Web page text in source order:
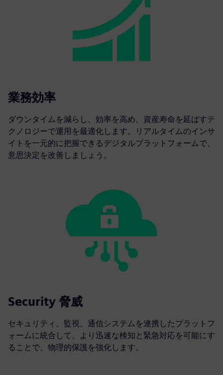
業務効率
ダウンタイムを減らし、効率を高め、資産寿命を延ばすテ
クノロジーで運用を最適化します。リアルタイムのインサ
イトを一元的に把握できるデジタルプラットフォームで、
意思決定を改善しましょう。
Security 脅威
セキュリティ、監視、通信システムを連携したプラットフ
ォームに統合して、より迅速な検知と緊急対応を可能にす
ることで、物理的保護を強化します。